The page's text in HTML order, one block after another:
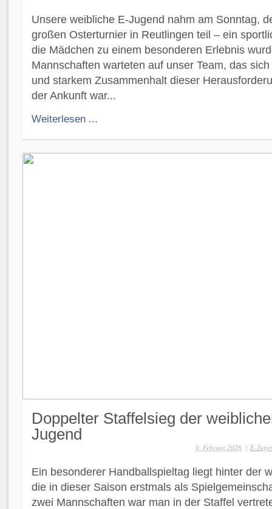
Unsere weibliche E‑Jugend nahm am Sonntag,
großen Osterturnier in Reutlingen teil – ein
die Mädchen zu einem besonderen Erlebnis
Mannschaften warteten auf unser Team, das
und starkem Zusammenhalt dieser
der Ankunft war...
Weiterlesen ...
Doppelter Staffelsieg der
Jugend
| E-
9. Februar 2026
Ein besonderer Handballspieltag liegt hinter der
die in dieser Saison erstmals als
zwei Mannschaften war man in der Staffel